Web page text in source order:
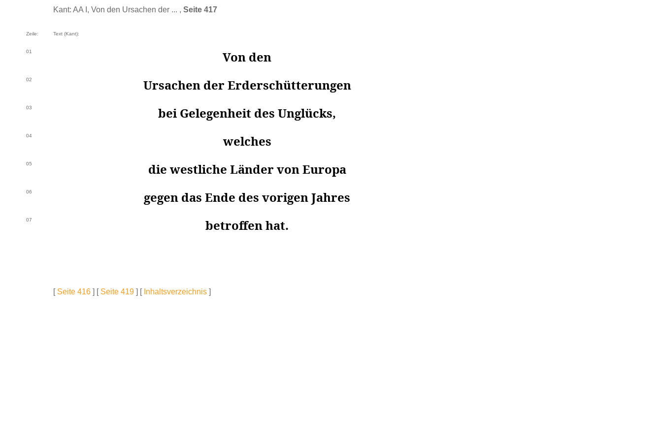
Kant: AA I, Von den Ursachen der ... , Seite 417
Zeile: Text (Kant):
01 Von den
02 Ursachen der Erderschütterungen
03 bei Gelegenheit des Unglücks,
04 welches
05 die westliche Länder von Europa
06 gegen das Ende des vorigen Jahres
07 betroffen hat.
[ Seite 416 ] [ Seite 419 ] [ Inhaltsverzeichnis ]